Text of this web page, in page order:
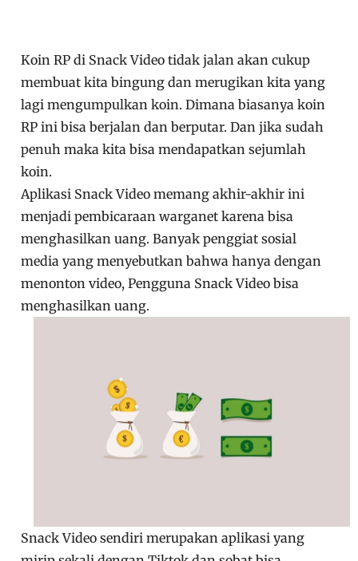
Koin RP di Snack Video tidak jalan akan cukup
membuat kita bingung dan merugikan kita yang
lagi mengumpulkan koin. Dimana biasanya koin
RP ini bisa berjalan dan berputar. Dan jika sudah
penuh maka kita bisa mendapatkan sejumlah
koin.
Aplikasi Snack Video memang akhir-akhir ini
menjadi pembicaraan warganet karena bisa
menghasilkan uang. Banyak penggiat sosial
media yang menyebutkan bahwa hanya dengan
menonton video, Pengguna Snack Video bisa
menghasilkan uang.
Snack Video sendiri merupakan aplikasi yang